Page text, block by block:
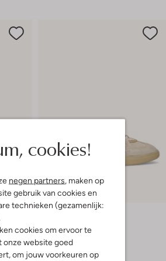
cookies!
negen partners , maken op
gebruik van cookies en
technieken (gezamenlijk:
cookies om ervoor te
onze website goed
om jouw voorkeuren op
-50%
Notre-V
€ 139,99 € 69,99
+ meer kleuren